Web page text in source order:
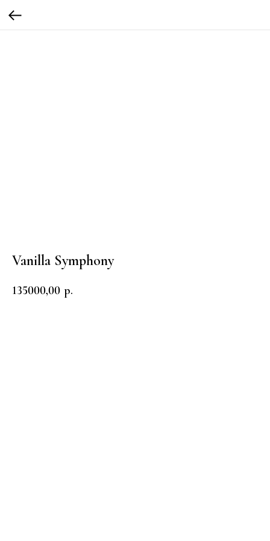
Vanilla Symphony
135000,00 р.